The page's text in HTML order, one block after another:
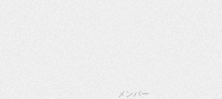
メンバー